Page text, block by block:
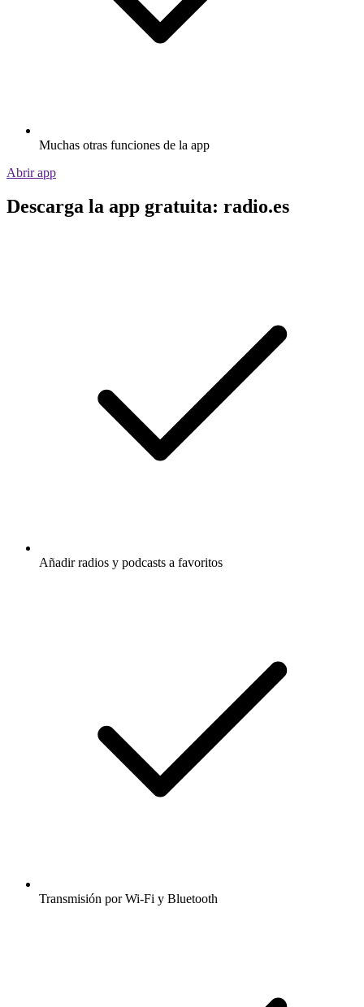
Muchas otras funciones de la app
Abrir app
Descarga la app gratuita: radio.es
Añadir radios y podcasts a favoritos
Transmisión por Wi-Fi y Bluetooth